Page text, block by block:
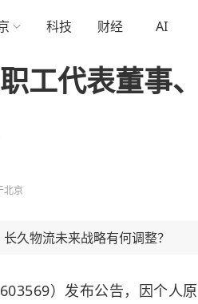
科技 财经 AI
工代表董事
北京
久物流未来战略有何调整？
603569）发布公告，因个人